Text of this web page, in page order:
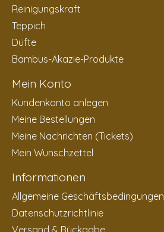
Reinigungskraft
Teppich
Düfte
Bambus-Akazie-Produkte
Mein Konto
Kundenkonto anlegen
Meine Bestellungen
Meine Nachrichten (Tickets)
Mein Wunschzettel
Informationen
Allgemeine Geschäftsbedingungen
Datenschutzrichtlinie
Versand & Rückgabe